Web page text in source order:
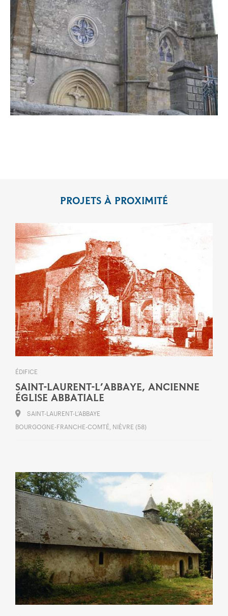
PROJETS À PROXIMITÉ
ÉDIFICE
SAINT-LAURENT-L’ABBAYE, ANCIENNE
ÉGLISE ABBATIALE
SAINT-LAURENT-L’ABBAYE
BOURGOGNE-FRANCHE-COMTÉ, NIÈVRE (58)